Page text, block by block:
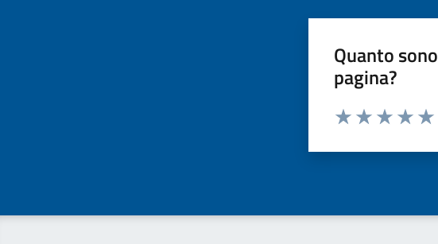
Quanto
pagina?
Valuta da 1 a 5 stelle la